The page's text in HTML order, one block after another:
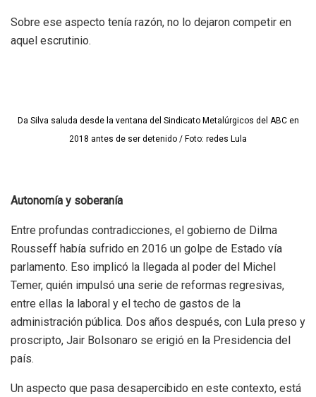
Sobre ese aspecto tenía razón, no lo dejaron competir en
aquel escrutinio.
Da Silva saluda desde la ventana del Sindicato Metalúrgicos del ABC en
2018 antes de ser detenido / Foto: redes Lula
Autonomía y soberanía
Entre profundas contradicciones, el gobierno de Dilma
Rousseff había sufrido en 2016 un golpe de Estado vía
parlamento. Eso implicó la llegada al poder del Michel
Temer, quién impulsó una serie de reformas regresivas,
entre ellas la laboral y el techo de gastos de la
administración pública. Dos años después, con Lula preso y
proscripto, Jair Bolsonaro se erigió en la Presidencia del
país.
Un aspecto que pasa desapercibido en este contexto, está